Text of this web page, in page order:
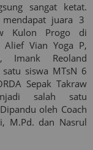
sangat ketat.
juara 3
Kulon Progo di
Alief Vian Yoga P,
Imank Reoland
siswa MTsN 6
Sepak Takraw
salah satu
oleh Coach
M.Pd. dan Nasrul